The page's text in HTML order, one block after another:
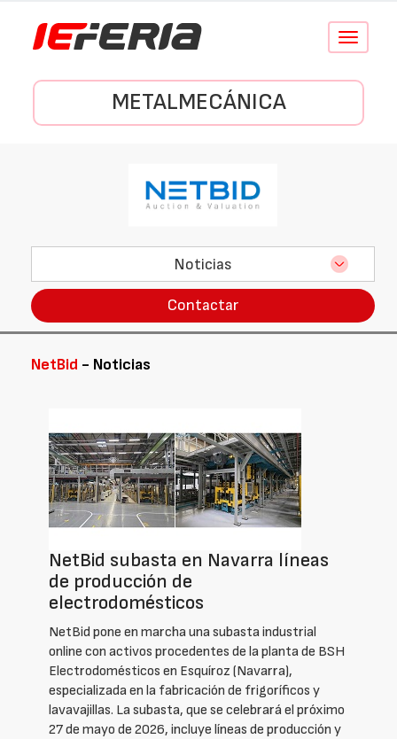
Conmutar
METALMECÁNICA
Noticias
Contactar
NetBid - Noticias
NetBid subasta en Navarra líneas
de producción de
electrodomésticos
NetBid pone en marcha una subasta industrial
online con activos procedentes de la planta de BSH
Electrodomésticos en Esquíroz (Navarra),
especializada en la fabricación de frigoríficos y
lavavajillas. La subasta, que se celebrará el próximo
27 de mayo de 2026, incluye líneas de producción y